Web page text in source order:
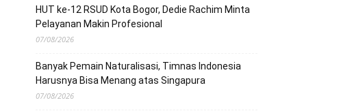
HUT ke-12 RSUD Kota Bogor, Dedie Rachim Minta
Pelayanan Makin Profesional
07/08/2026
Banyak Pemain Naturalisasi, Timnas Indonesia
Harusnya Bisa Menang atas Singapura
07/08/2026